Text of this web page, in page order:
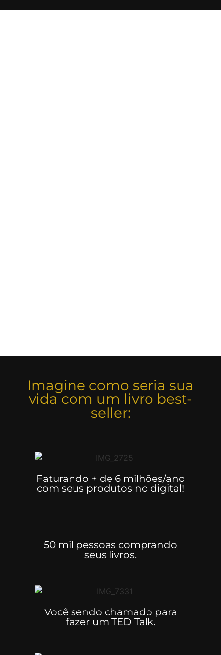
Imagine como seria sua
vida com um livro best-
seller:
Faturando + de 6 milhões/ano
com seus produtos no digital!
50 mil pessoas comprando
seus livros.
Você sendo chamado para
fazer um TED Talk.